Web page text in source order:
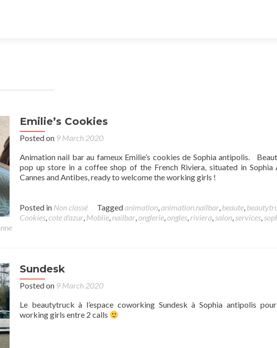
Emilie’s Cookies
Posted on 9 March 2020
Animation nail bar au fameux Emilie’s cookies de Sophia antipolis.
pop up store in a coffee shop of the French Riviera, situated in Sophia
Cannes and Antibes, ready to welcome the working girls !
Posted in Non classé Taggedanimation,animation.nailbar, beaute,
Cookies,cote d'azur, Moblie, nailbar,onglerie,ongles, riviera,salon,services,
Sundesk
Posted on 9 March 2020
Le beautytruck à l’espace coworking Sundesk à Sophia antipolis
working girls entre 2 calls